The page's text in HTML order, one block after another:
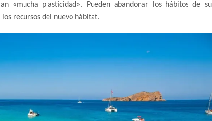
«mucha plasticidad». Pueden abandonar los hábitos de su
recursos del nuevo hábitat.